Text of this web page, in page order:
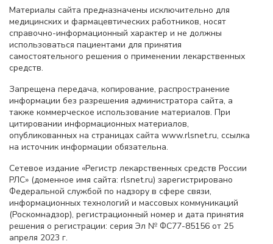
Материалы сайта предназначены исключительно для
медицинских и фармацевтических работников, носят
справочно-информационный характер и не должны
использоваться пациентами для принятия
самостоятельного решения о применении лекарственных
средств.
Запрещена передача, копирование, распространение
информации без разрешения администратора сайта, а
также коммерческое использование материалов. При
цитировании информационных материалов,
опубликованных на страницах сайта www.rlsnet.ru, ссылка
на источник информации обязательна.
Сетевое издание «Регистр лекарственных средств России
РЛС» (доменное имя сайта: rlsnet.ru) зарегистрировано
Федеральной службой по надзору в сфере связи,
информационных технологий и массовых коммуникаций
(Роскомнадзор), регистрационный номер и дата принятия
решения о регистрации: серия Эл № ФС77-85156 от 25
апреля 2023 г.